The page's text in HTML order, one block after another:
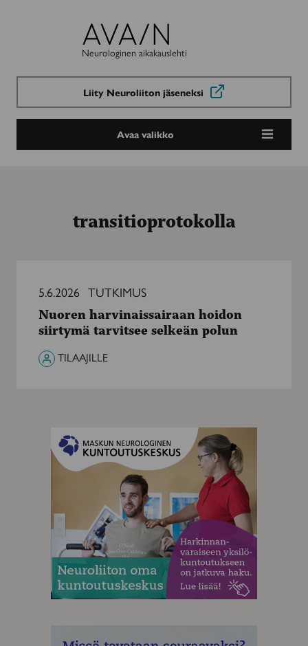
Avain-
lehti
Neurologinen aikakauslehti
Liity Neuroliiton jäseneksi
Avaa valikko
transitioprotokolla
harvinaissairaan
hoidon
siirtymä
tarvitsee
selkeän
polun
5.6.2026 TUTKIMUS
Nuoren harvinaissairaan hoidon
siirtymä tarvitsee selkeän polun
TILAAJILLE